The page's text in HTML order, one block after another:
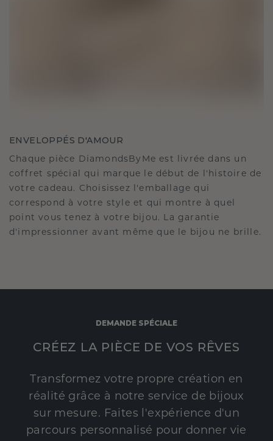
ENVELOPPÉS D'AMOUR
Chaque pièce DiamondsByMe est livrée dans un
coffret spécial qui marque le début de l'histoire de
votre cadeau. Choisissez l'emballage qui
correspond à votre style et qui montre à quel
point vous tenez à votre bijou. La garantie
d'impressionner avant même que le bijou ne brille.
DEMANDE SPÉCIALE
CRÉEZ LA PIÈCE DE VOS RÊVES
Transformez votre propre création en
réalité grâce à notre service de bijoux
sur mesure. Faites l'expérience d'un
parcours personnalisé pour donner vie